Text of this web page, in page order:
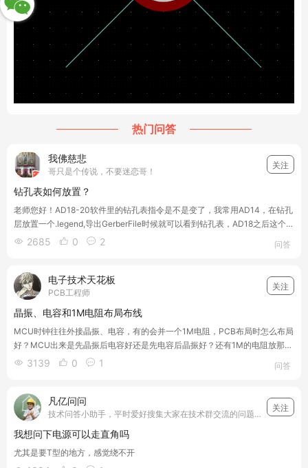
热门问答
我佛慈悲
哥只是个传说，不要迷恋哥！
关注
钻孔表如何放置？
老师您好！AD18-20软件里的钻孔表指令是不是变了，我常用AD14，在钻孔
层放置一个.legend,导出GerberFile时候就可以看到钻孔表，AD18之后这个指
令就变掉了！
 2685  0  2 问答
电子技术天花板
PCB工程师
关注
晶振、电容和1M电阻布局布线
MCU时钟往往外接晶振、电容，有的会并一个1M电阻，PCB布局时怎么布局
好？MCU出来是先晶振后电容好还是先电容后晶振好？还有1M的电阻放那个
位置比较好？布线应该注意什么？
 3139  0  1 问答
凡亿问问
技术问答小助手，平时爱好搜集大家在技术群交流的问题，并和我们凡亿教育的工程师小哥哥们一起详细解答搜集的技术问题，让电子设计的工程师们少走弯路，遇到问题搜一搜就能够得到答案~我们一起加油！
关注
我想问下电源可以走直角吗
尤其是要T型的地方，感觉绕不开